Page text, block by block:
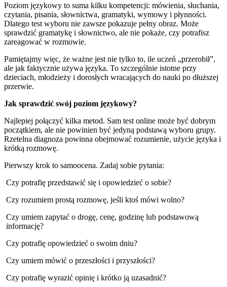
Poziom językowy to suma kilku kompetencji: mówienia, słuchania,
czytania, pisania, słownictwa, gramatyki, wymowy i płynności.
Dlatego test wyboru nie zawsze pokazuje pełny obraz. Może
sprawdzić gramatykę i słownictwo, ale nie pokaże, czy potrafisz
zareagować w rozmowie.
Pamiętajmy więc, że ważne jest nie tylko to, ile uczeń „przerobił”,
ale jak faktycznie używa języka. To szczególnie istotne przy
dzieciach, młodzieży i dorosłych wracających do nauki po dłuższej
przerwie.
Jak sprawdzić swój poziom językowy?
Najlepiej połączyć kilka metod. Sam test online może być dobrym
początkiem, ale nie powinien być jedyną podstawą wyboru grupy.
Rzetelna diagnoza powinna obejmować rozumienie, użycie języka i
krótką rozmowę.
Pierwszy krok to samoocena. Zadaj sobie pytania:
Czy potrafię przedstawić się i opowiedzieć o sobie?
Czy rozumiem prostą rozmowę, jeśli ktoś mówi wolno?
Czy umiem zapytać o drogę, cenę, godzinę lub podstawową
informację?
Czy potrafię opowiedzieć o swoim dniu?
Czy umiem mówić o przeszłości i przyszłości?
Czy potrafię wyrazić opinię i krótko ją uzasadnić?